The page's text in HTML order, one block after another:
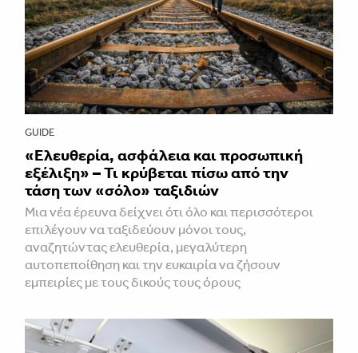
GUIDE
«Ελευθερία, ασφάλεια και προσωπική
εξέλιξη» – Τι κρύβεται πίσω από την
τάση των «σόλο» ταξιδιών
Μια νέα έρευνα δείχνει ότι όλο και περισσότεροι
επιλέγουν να ταξιδεύουν μόνοι τους,
αναζητώντας ελευθερία, μεγαλύτερη
αυτοπεποίθηση και την ευκαιρία να ζήσουν
εμπειρίες με τους δικούς τους όρους